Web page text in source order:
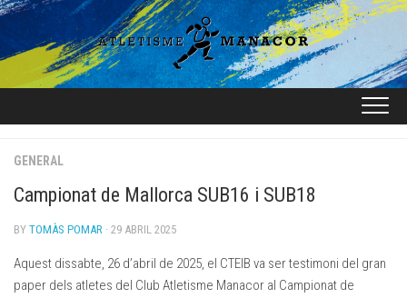
Skip
to
content
GENERAL
Campionat de Mallorca SUB16 i SUB18
BY TOMÀS POMAR · 29 ABRIL 2025
Aquest dissabte, 26 d’abril de 2025, el CTEIB va ser testimoni del gran
paper dels atletes del Club Atletisme Manacor al Campionat de